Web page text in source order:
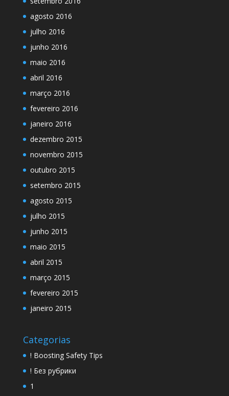
agosto 2016
julho 2016
junho 2016
maio 2016
abril 2016
março 2016
fevereiro 2016
janeiro 2016
dezembro 2015
novembro 2015
outubro 2015
setembro 2015
agosto 2015
julho 2015
junho 2015
maio 2015
abril 2015
março 2015
fevereiro 2015
janeiro 2015
Categorias
! Boosting Safety Tips
! Без рубрики
1